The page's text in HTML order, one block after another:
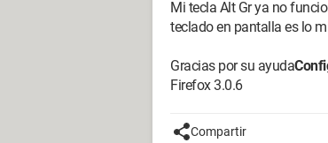
Mi tecla Alt Gr ya no
teclado en pantalla es lo
Gracias por su ayuda
Firefox 3.0.6
Compartir